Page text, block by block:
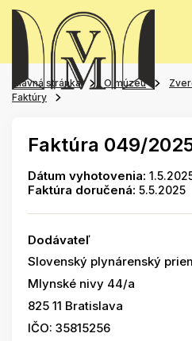
Hlavná stránka O múzeu
Faktúry
Faktúra 049/
Dátum vyhotovenia:
Faktúra doručená: 5.5.2025
Dodávateľ
Slovenský plynárenský
Mlynské nivy 44/a
825 11 Bratislava
IČO: 35815256